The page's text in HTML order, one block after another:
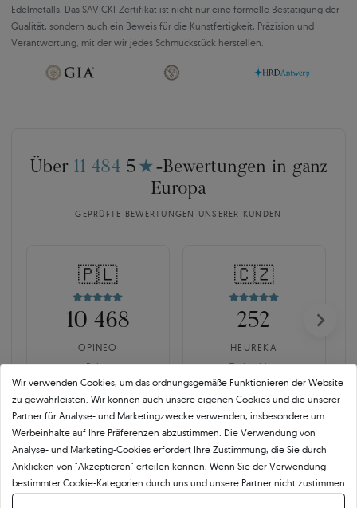
Edelmetalls. Das SAVICKI-Zertifikat ist nicht nur eine formelle Bestätigung der
Qualität, sondern auch ein Beweis für die Kunstfertigkeit, Präzision und
Verantwortung, mit der wir jedes Schmuckstück herstellen.
Über 11 484 5 ★ -Bewertungen in ganz
Europa
GEPRÜFTE BEWERTUNGEN UNSERER KUNDEN
🇵🇱
10 468
OPINEO
Polen
🇨🇿
252
HEUREKA
Tschechien
SAVICKI 5C ist mehr als der
Wir verwenden Cookies, um das ordnungsgemäße Funktionieren der Website
zu gewährleisten. Wir können auch unsere eigenen Cookies und die unserer
Partner für Analyse- und Marketingzwecke verwenden, insbesondere um
Werbeinhalte auf Ihre Präferenzen abzustimmen. Die Verwendung von
Analyse- und Marketing-Cookies erfordert Ihre Zustimmung, die Sie durch
Anklicken von "Akzeptieren" erteilen können. Wenn Sie der Verwendung
bestimmter Cookie-Kategorien durch uns und unsere Partner nicht zustimmen
möchten, klicken Sie auf "Lassen Sie mich wählen" und bestimmen Sie Ihre